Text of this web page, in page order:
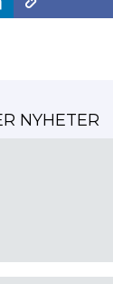
NYHETER